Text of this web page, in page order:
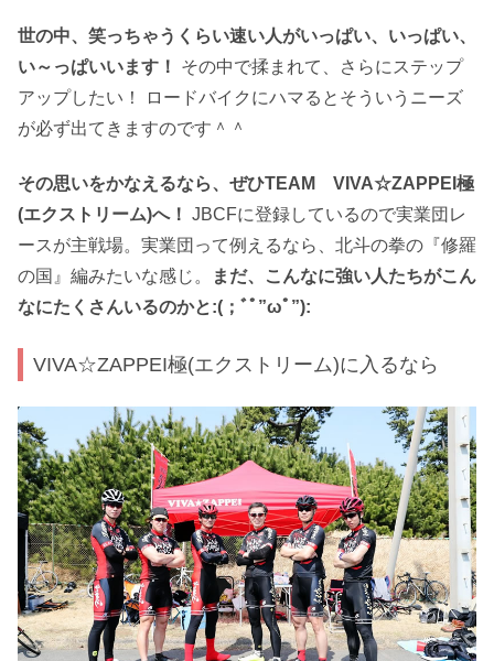
世の中、笑っちゃうくらい速い人がいっぱい、いっぱい、
い～っぱいいます！ その中で揉まれて、さらにステップ
アップしたい！ ロードバイクにハマるとそういうニーズ
が必ず出てきますのです＾＾
その思いをかなえるなら、ぜひTEAM VIVA☆ZAPPEI極
(エクストリーム)へ！ JBCFに登録しているので実業団レ
ースが主戦場。実業団って例えるなら、北斗の拳の『修羅
の国』編みたいな感じ。
まだ、こんなに強い人たちがこん
なにたくさんいるのかと:(；ﾞﾟ”ωﾟ”):
VIVA☆ZAPPEI極(エクストリーム)に入るなら